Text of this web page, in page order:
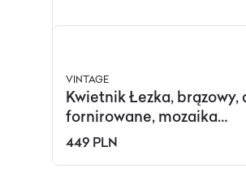
VINTAGE
Kwietnik Łezka, brązowy,
fornirowane, mozaika
ceramiczna, Polska, lata
449 PLN